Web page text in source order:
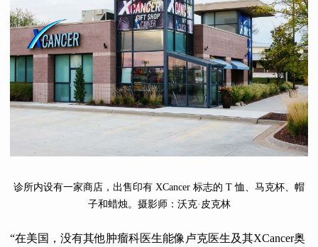
诊所内设有一家商店，出售印有 XCancer 标志的 T 恤、马克杯、帽
子和蜡烛。摄影师：沃克·皮克林
“在美国，没有其他肿瘤科医生能像卢克医生及其XCancer奥